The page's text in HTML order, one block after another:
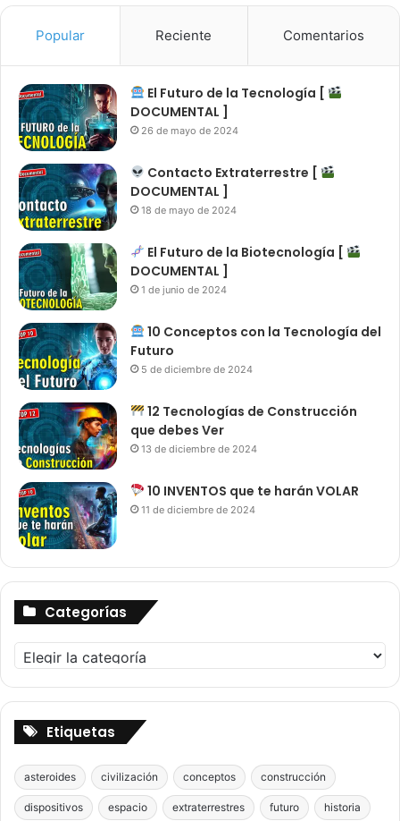
Popular Reciente Comentarios
El Futuro de la Tecnología [
DOCUMENTAL ]
26 de mayo de 2024
Contacto Extraterrestre [
DOCUMENTAL ]
18 de mayo de 2024
El Futuro de la Biotecnología [
DOCUMENTAL ]
1 de junio de 2024
10 Conceptos con la Tecnología del
Futuro
5 de diciembre de 2024
12 Tecnologías de Construcción
que debes Ver
13 de diciembre de 2024
10 INVENTOS que te harán VOLAR
11 de diciembre de 2024
Categorías
Categorías
Etiquetas
asteroides civilización conceptos construcción
dispositivos espacio extraterrestres futuro historia